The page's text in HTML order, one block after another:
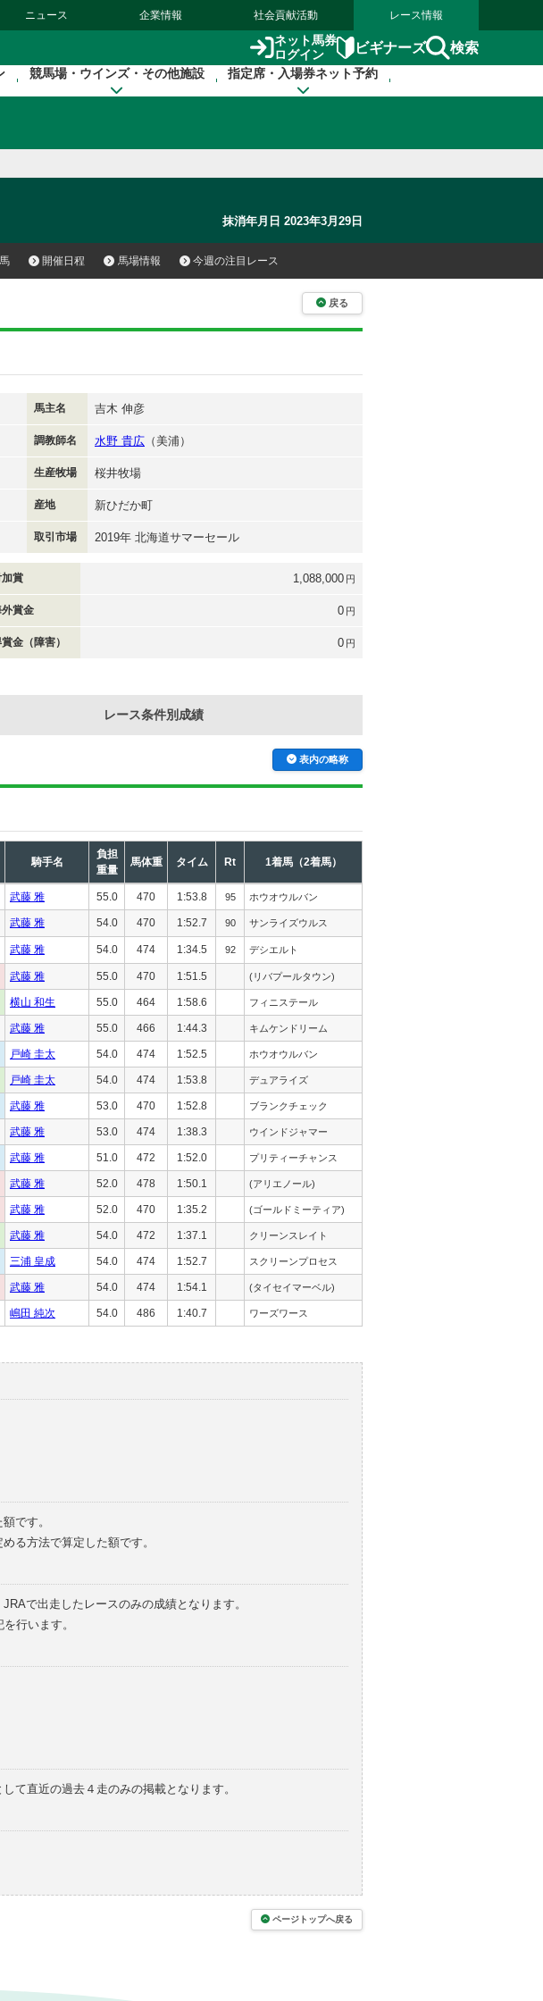
ニュース 企業情報 社会貢献活動 レース情報
ネット馬券
ログイン
ビギナーズ 検索
競馬場・ウインズ・その他施設 指定席・入場券ネット予約
抹消年月日 2023年3月29日
開催日程 馬場情報 今週の注目レース
戻る
馬主名 吉木 伸彦
調教師名 水野 貴広 （美浦）
生産牧場 桜井牧場
産地 新ひだか町
取引市場 2019年 北海道サマーセール
加賞 1,088,000 円
外賞金 0 円
金（障害） 0 円
レース条件別成績
表内の略称
騎手名
負担
重量
馬体重 タイム Rt 1着馬（2着馬）
武藤 雅 55.0 470 1:53.8 95 ホウオウルバン
武藤 雅 54.0 470 1:52.7 90 サンライズウルス
武藤 雅 54.0 474 1:34.5 92 デシエルト
武藤 雅 55.0 470 1:51.5 (リバプールタウン)
横山 和生 55.0 464 1:58.6 フィニステール
武藤 雅 55.0 466 1:44.3 キムケンドリーム
戸崎 圭太 54.0 474 1:52.5 ホウオウルバン
戸崎 圭太 54.0 474 1:53.8 デュアライズ
武藤 雅 53.0 470 1:52.8 ブランクチェック
武藤 雅 53.0 474 1:38.3 ウインドジャマー
武藤 雅 51.0 472 1:52.0 プリティーチャンス
武藤 雅 52.0 478 1:50.1 (アリエノール)
武藤 雅 52.0 470 1:35.2 (ゴールドミーティア)
武藤 雅 54.0 472 1:37.1 クリーンスレイト
三浦 皇成 54.0 474 1:52.7 スクリーンプロセス
武藤 雅 54.0 474 1:54.1 (タイセイマーベル)
嶋田 純次 54.0 486 1:40.7 ワーズワース
です。
る方法で算定した額です。
で出走したレースのみの成績となります。
行います。
て直近の過去４走のみの掲載となります。
ページトップへ戻る